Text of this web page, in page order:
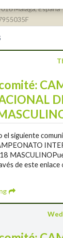
el siguiente
de este enlace
Málaga, España
Andaluza de
Legal note ©
Login